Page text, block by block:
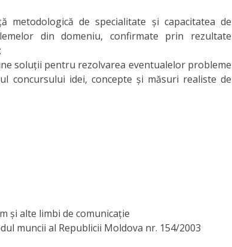
metodologică de specialitate şi capacitatea de
din domeniu, confirmate prin rezultate
soluţii pentru rezolvarea eventualelor probleme
concursului idei, concepte și măsuri realiste de
și alte limbi de comunicație
muncii al Republicii Moldova nr. 154/2003